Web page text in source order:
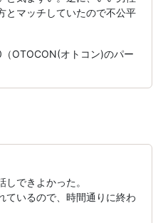
とマッチしていたので不公平
OTOCON(オトコン)のパー
できよかった。
ているので、時間通りに終わ